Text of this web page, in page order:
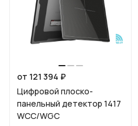
от 121 394 ₽
Цифровой плоско-
панельный детектор 1417
WCC/WGC